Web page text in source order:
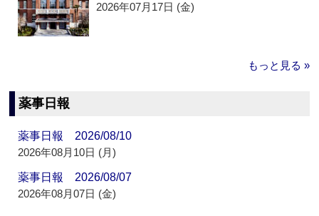
2026年07月17日 (金)
もっと見る »
薬事日報
薬事日報 2026/08/10
2026年08月10日 (月)
薬事日報 2026/08/07
2026年08月07日 (金)